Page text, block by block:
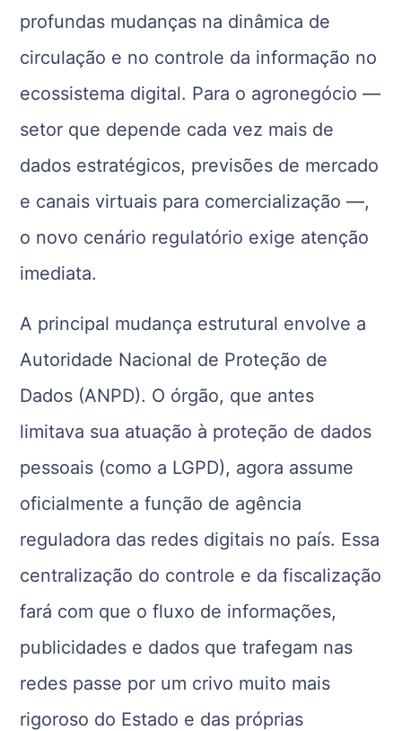
profundas mudanças na dinâmica de
circulação e no controle da informação no
ecossistema digital. Para o agronegócio —
setor que depende cada vez mais de
dados estratégicos, previsões de mercado
e canais virtuais para comercialização —,
o novo cenário regulatório exige atenção
imediata.
A principal mudança estrutural envolve a
Autoridade Nacional de Proteção de
Dados (ANPD). O órgão, que antes
limitava sua atuação à proteção de dados
pessoais (como a LGPD), agora assume
oficialmente a função de agência
reguladora das redes digitais no país. Essa
centralização do controle e da fiscalização
fará com que o fluxo de informações,
publicidades e dados que trafegam nas
redes passe por um crivo muito mais
rigoroso do Estado e das próprias